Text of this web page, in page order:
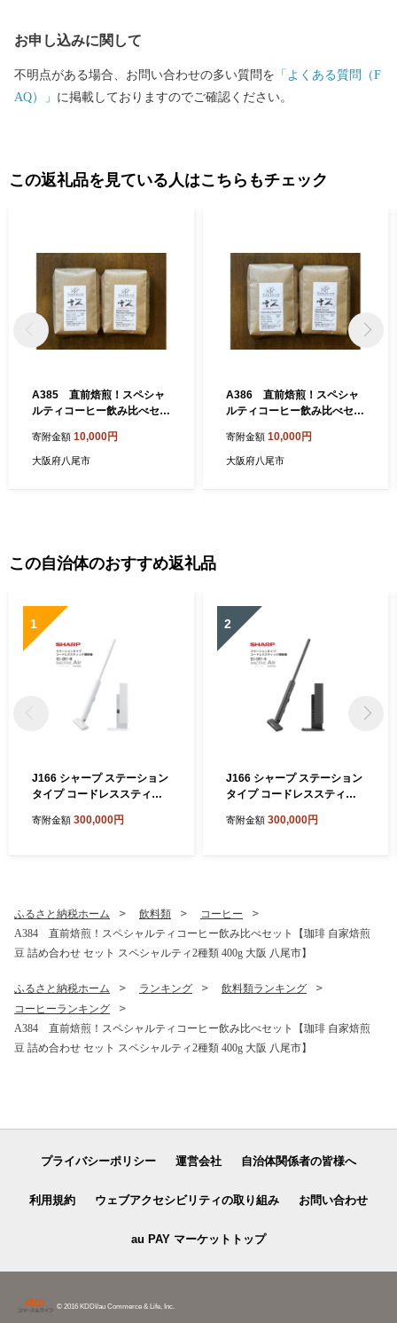
る「高安千塚（たかやすせんづか）古墳群」」は全国的にも知ら
れています。 ＜ものづくりのまち＞ 中小企業を中心に、高度な技
術力と製品開発力を誇る「ものづくりのまち」です。 全国トップ
すます活力にあふれています。 八尾の特産 ＜八尾えだまめ＞ 八
＜八尾若ごぼう＞ 全国でもトップクラスの出荷量で、食物繊維や
鉄分、カルシウム、ルチンを多く含み、健康食材としても注目を
浴びています。「葉ごぼう」とも呼ばれ、葉・茎・根を丸ごと食
べることができます。しゃきしゃきとした歯ざわりとほのかな苦
味が食卓に春を運びます。
お申し込みに関して
不明点がある場合、お問い合わせの多い質問を 「よくある質問（F
AQ）」 に掲載しておりますのでご確認ください。
この返礼品を見ている人はこちらもチェック
A385 直前焙煎！スペシャ
ルティコーヒー飲み比べセッ
わせ セット スペシャルティ2
種類 400g 大阪 八尾市】
寄附金額 10,000円
大阪府八尾市
A386 直前焙煎！スペシャ
ルティコーヒー飲み比べセッ
わせ セット スペシャルティ2
種類 400g 大阪 八尾市】
寄附金額 10,000円
大阪府八尾市
この自治体のおすすめ返礼品
1
J166 シャープ ステーション
タイプ コードレススティッ
ト系)【シャープ 電化製品 家
吸引力 絡まない ハンディ 新
生活 正規品 大阪府 八尾市 返
礼品】
寄附金額 300,000円
2
J166 シャープ ステーション
タイプ コードレススティッ
系)【シャープ 電化製品 家電
活 正規品 大阪府 八尾市 返礼
品】
寄附金額 300,000円
ふるさと納税ホーム 飲料類
コーヒー
A384 直前焙煎！スペシャルティコーヒー飲み比べセット【珈琲 自家焙煎
豆 詰め合わせ セット スペシャルティ2種類 400g 大阪 八尾市】
ふるさと納税ホーム ランキング
飲料類ランキング
コーヒーランキング
A384 直前焙煎！スペシャルティコーヒー飲み比べセット【珈琲 自家焙煎
豆 詰め合わせ セット スペシャルティ2種類 400g 大阪 八尾市】
プライバシーポリシー 運営会社 自治体関係者の皆様へ
利用規約 ウェブアクセシビリティの取り組み お問い合わせ
au PAY マーケットトップ
© 2016 KDDI/au Commerce & Life, Inc.